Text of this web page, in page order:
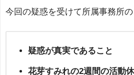
今回の疑惑を受けて所属事務所の
疑惑が真実であること
花芽すみれの2週間の活動